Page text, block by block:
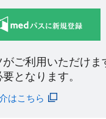
ご利用いただけま
となります。
はこちら